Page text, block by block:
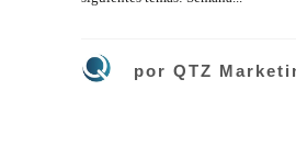
por QTZ